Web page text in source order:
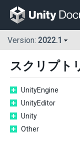
Version: 2022.1
スクリプト
UnityEngine
UnityEditor
Unity
Other